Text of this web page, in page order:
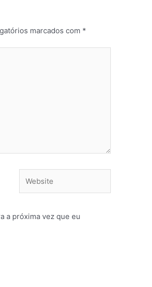
marcados com *
a próxima vez que eu